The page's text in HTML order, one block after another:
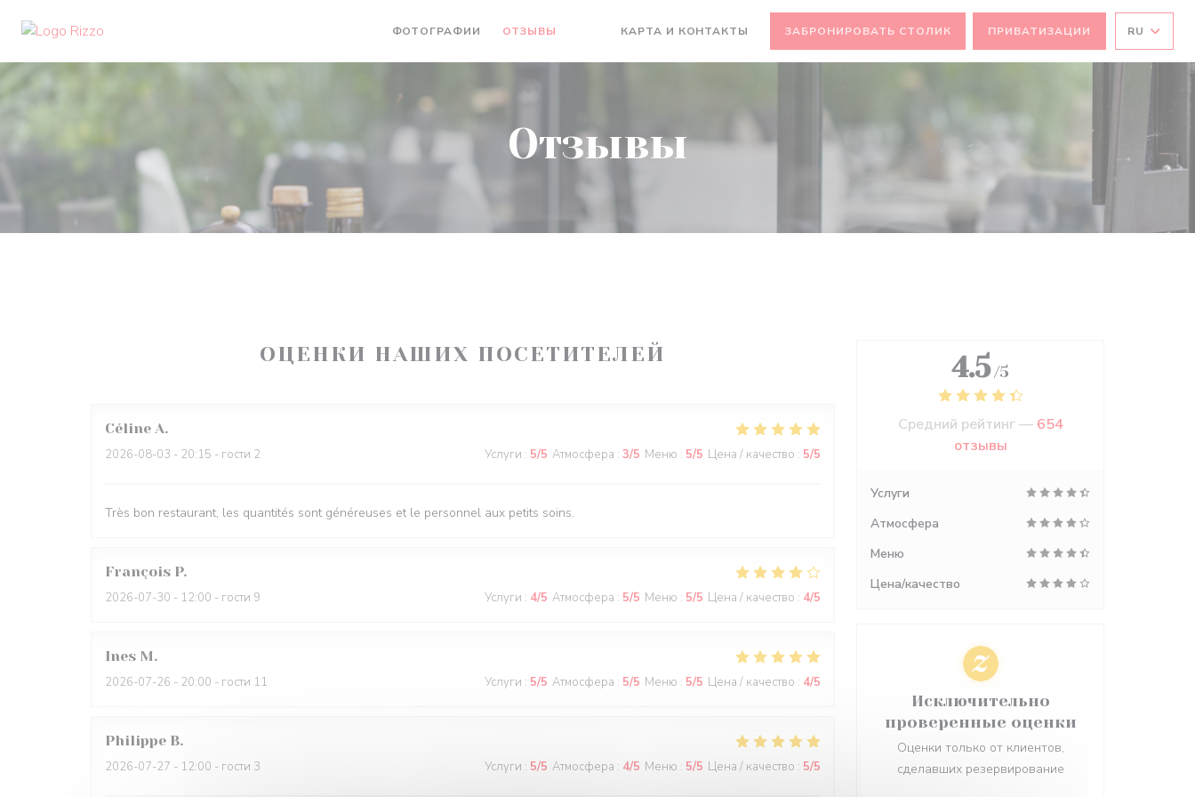
ФОТОГРАФИИ ОТЗЫВЫ КАРТА И КОНТАКТЫ ЗАБРОНИРОВАТЬ СТОЛИК ПРИВАТИЗАЦИИ RU
Отзывы
ОЦЕНКИ НАШИХ ПОСЕТИТЕЛЕЙ
Céline A
2026-08-03 - 20:15 - гости 2 Услуги : 5/5 Атмосфера : 3/5 Меню : 5/5 Цена / качество : 5/5
Très bon restaurant, les quantités sont généreuses et le personnel aux petits soins.
François P
2026-07-30 - 12:00 - гости 9 Услуги : 4/5 Атмосфера : 5/5 Меню : 5/5 Цена / качество : 4/5
Ines M
2026-07-26 - 20:00 - гости 11 Услуги : 5/5 Атмосфера : 5/5 Меню : 5/5 Цена / качество : 4/5
Philippe B
2026-07-27 - 12:00 - гости 3 Услуги : 5/5 Атмосфера : 4/5 Меню : 5/5 Цена / качество : 5/5
4.5 /5
Средний рейтинг — 654
отзывы
Услуги
Атмосфера
Меню
Цена/качество
Исключительно
проверенные оценки
Оценки только от клиентов,
сделавших резервирование